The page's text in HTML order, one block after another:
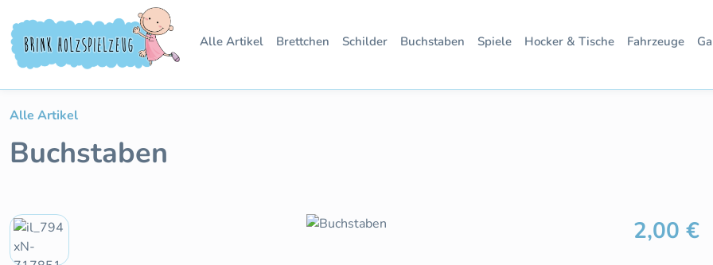
Hauptinhalt springen
Zur Suche springen
Zur Hauptnavigation springen
Alle Artikel Brettchen Schilder Buchstaben Spiele Hocker & Tische Fahrzeuge
Alle Artikel
Buchstaben
Bildergalerie überspringen Regulärer
2,00 €